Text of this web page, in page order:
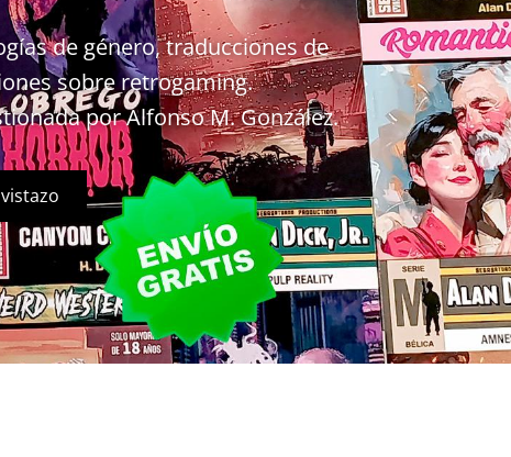
de género, traducciones de
sobre retrogaming.
por Alfonso M. González.